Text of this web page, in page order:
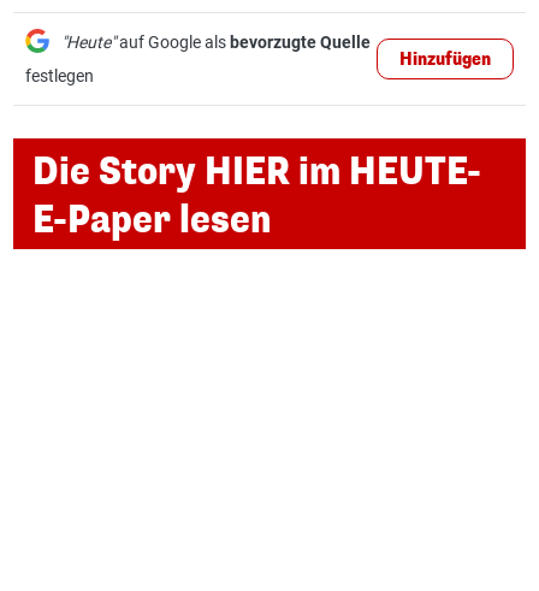
"Heute"auf Google als bevorzugte Quelle
festlegen
Hinzufügen
Die Story HIER im HEUTE-
E-Paper lesen